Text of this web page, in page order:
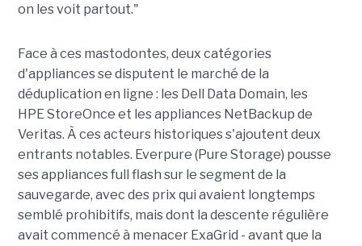
on les voit partout."
Face à ces mastodontes, deux catégories
d'appliances se disputent le marché de la
déduplication en ligne : les Dell Data Domain, les
HPE StoreOnce et les appliances NetBackup de
Veritas. À ces acteurs historiques s'ajoutent deux
entrants notables. Everpure (Pure Storage) pousse
ses appliances full flash sur le segment de la
sauvegarde, avec des prix qui avaient longtemps
semblé prohibitifs, mais dont la descente régulière
avait commencé à menacer ExaGrid - avant que la